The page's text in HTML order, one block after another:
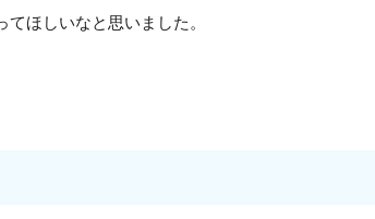
ほしいなと思いました。